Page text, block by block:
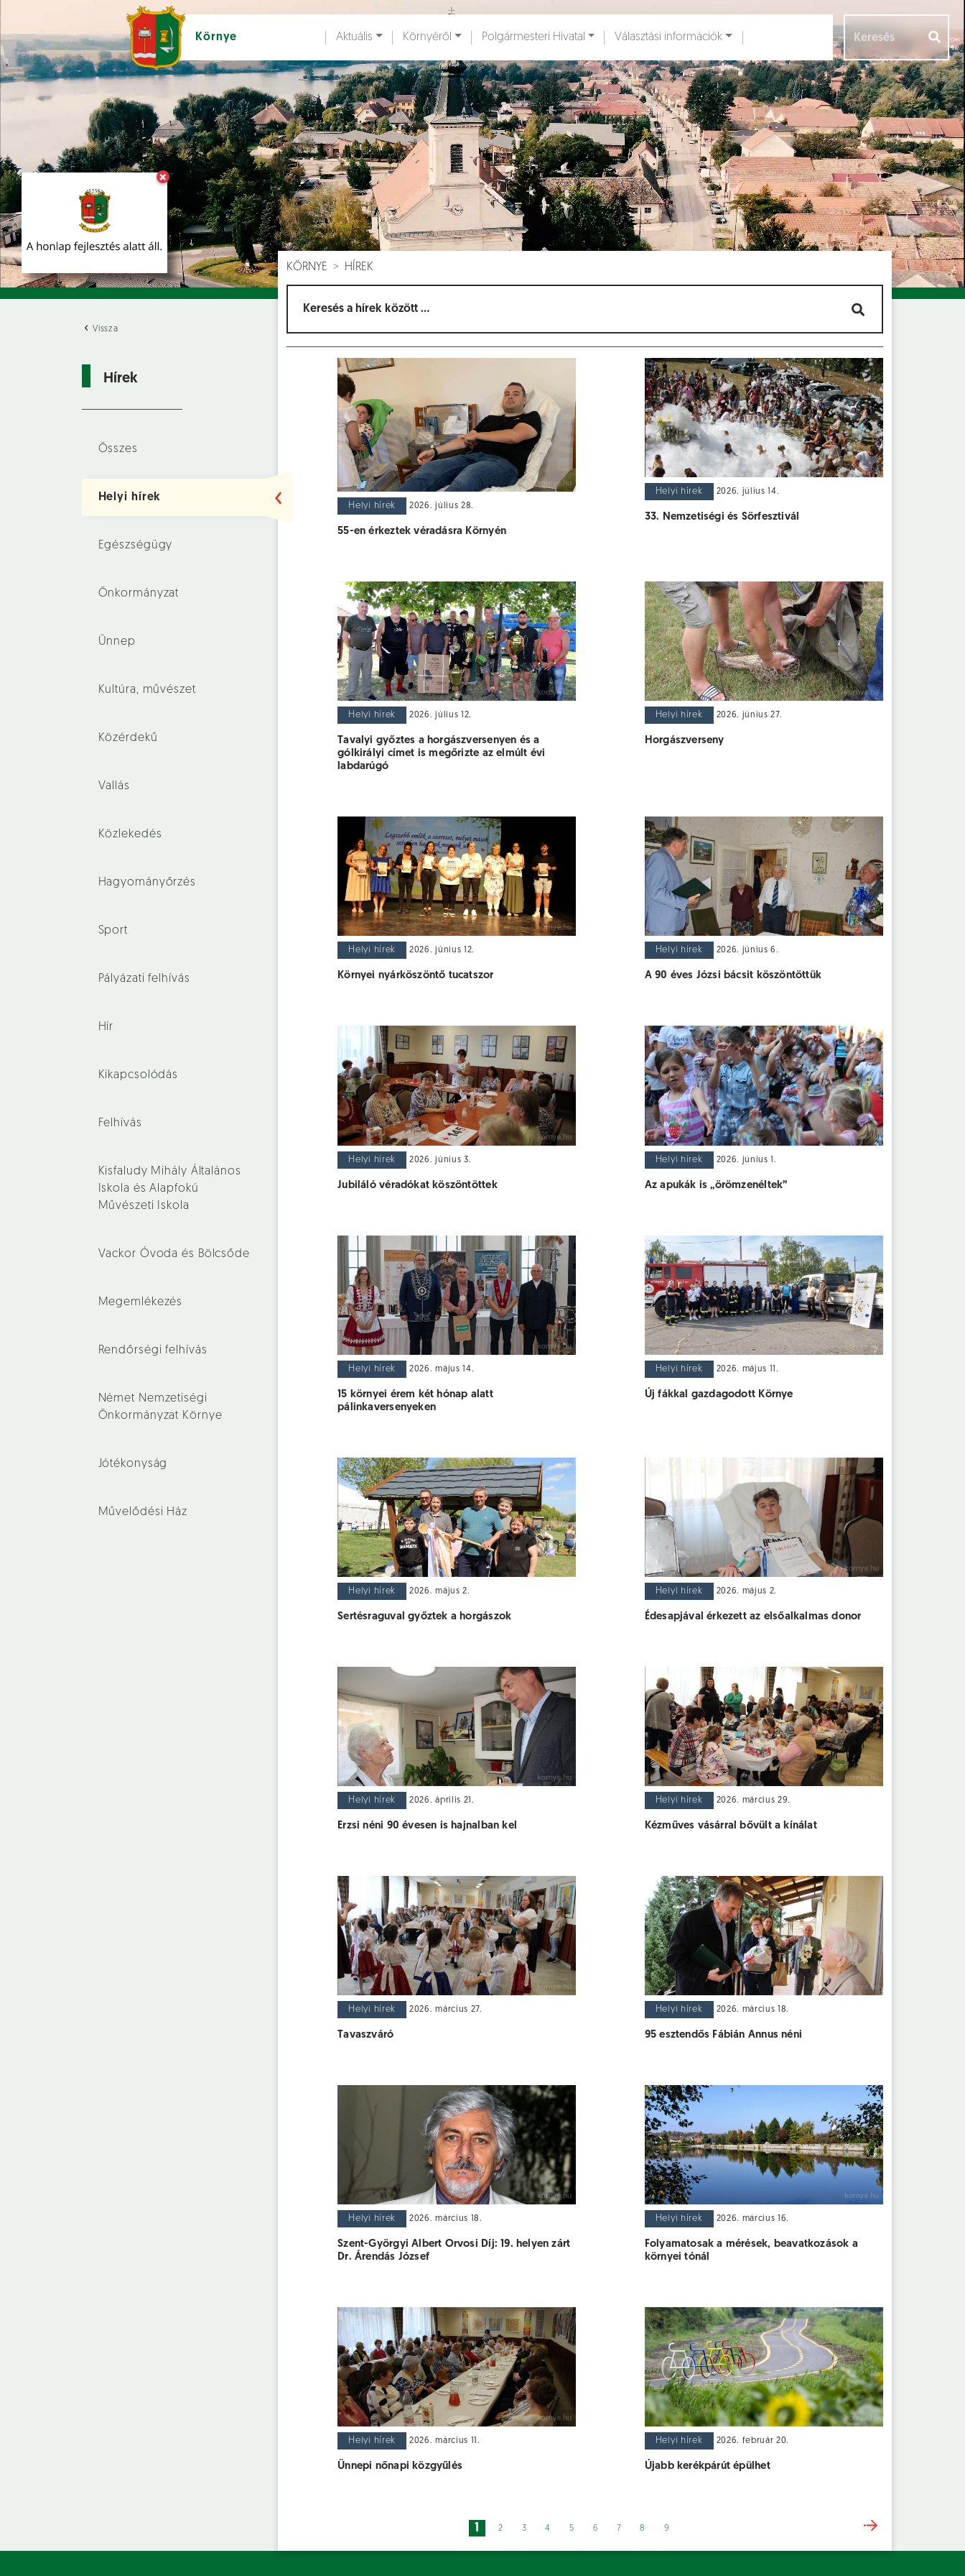
×
Környe
Ugrás a fő tartalomhoz
Aktuális Környéről Polgármesteri Hivatal Választási információk
Vissza
Hírek
Összes
Helyi hírek
Egészségügy
Önkormányzat
Ünnep
Kultúra, művészet
Közérdekű
Vallás
Közlekedés
Hagyományőrzés
Sport
Pályázati felhívás
Hír
Kikapcsolódás
Felhívás
Kisfaludy Mihály Általános
Iskola és Alapfokú
Művészeti Iskola
Vackor Óvoda és Bölcsőde
Megemlékezés
Rendőrségi felhívás
Német Nemzetiségi
Önkormányzat Környe
Jótékonyság
Művelődési Ház
KÖRNYE HÍREK
Helyi hírek 2026. július 28.
55-en érkeztek véradásra Környén
Helyi hírek 2026. július 14.
33. Nemzetiségi és Sörfesztivál
Helyi hírek 2026. július 12.
Tavalyi győztes a horgászversenyen és a
gólkirályi címet is megőrizte az elmúlt évi
labdarúgó
Helyi hírek 2026. június 27.
Horgászverseny
Helyi hírek 2026. június 12.
Környei nyárköszöntő tucatszor
Helyi hírek 2026. június 6.
A 90 éves Józsi bácsit köszöntöttük
Helyi hírek 2026. június 3.
Jubiláló véradókat köszöntöttek
Helyi hírek 2026. június 1.
Az apukák is „örömzenéltek”
Helyi hírek 2026. május 14.
15 környei érem két hónap alatt
pálinkaversenyeken
Helyi hírek 2026. május 11.
Új fákkal gazdagodott Környe
Helyi hírek 2026. május 2.
Sertésraguval győztek a horgászok
Helyi hírek 2026. május 2.
Édesapjával érkezett az elsőalkalmas donor
Helyi hírek 2026. április 21.
Erzsi néni 90 évesen is hajnalban kel
Helyi hírek 2026. március 29.
Kézműves vásárral bővült a kínálat
Helyi hírek 2026. március 27.
Tavaszváró
Helyi hírek 2026. március 18.
95 esztendős Fábián Annus néni
Helyi hírek 2026. március 18.
Szent-Györgyi Albert Orvosi Díj: 19. helyen zárt
Dr. Árendás József
Helyi hírek 2026. március 16.
Folyamatosak a mérések, beavatkozások a
környei tónál
Helyi hírek 2026. március 11.
Ünnepi nőnapi közgyűlés
Helyi hírek 2026. február 20.
Újabb kerékpárút épülhet
1 2 3 4 5 6 7 8 9
Hírek [ Események [] Dokumentumok [] Aloldalak []